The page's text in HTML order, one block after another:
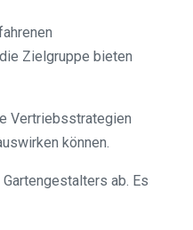
Zielgruppe bieten
Vertriebsstrategien
können.
ab. Es